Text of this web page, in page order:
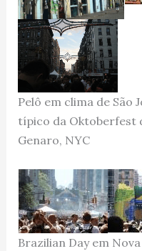
Pelô em clima de São
típico da Oktoberfest
Genaro, NYC
Brazilian Day em